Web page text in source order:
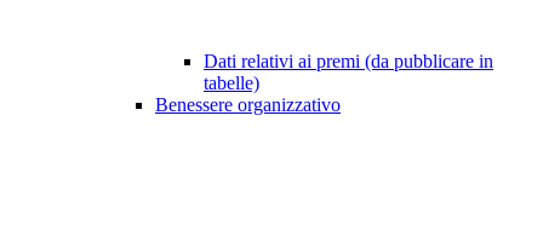
Dati relativi ai premi (da pubblicare in
tabelle)
Benessere organizzativo